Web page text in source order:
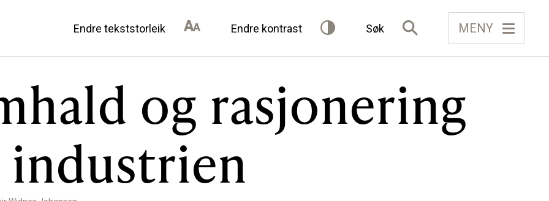
Endre tekststorleik Endre kontrast Søk MENY
DU BIDRA
lokalhistorie
OM ULSTEIN HISTORIELAG
Kontakt oss
Om oss
FÅ TILGONG
og rasjonering